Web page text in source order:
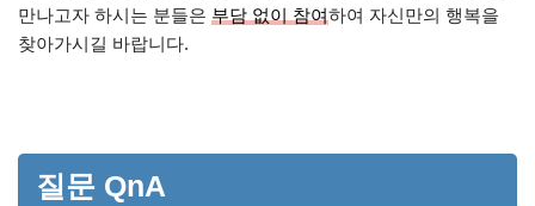
만나고자 하시는 분들은 부담 없이 참여하여 자신만의 행복을
찾아가시길 바랍니다.
질문 QnA